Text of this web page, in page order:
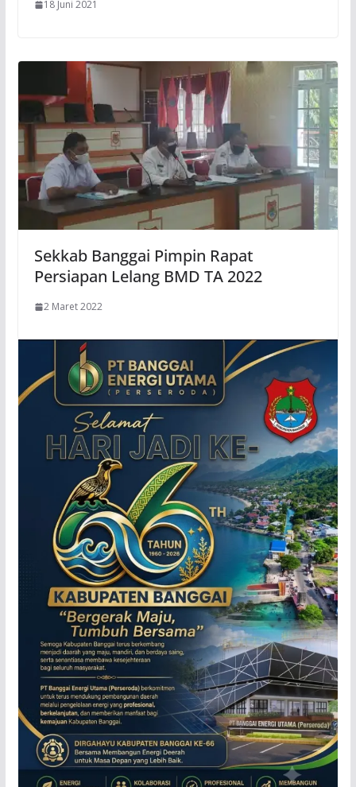
18 Juni 2021
Sekkab Banggai Pimpin Rapat
Persiapan Lelang BMD TA 2022
2 Maret 2022